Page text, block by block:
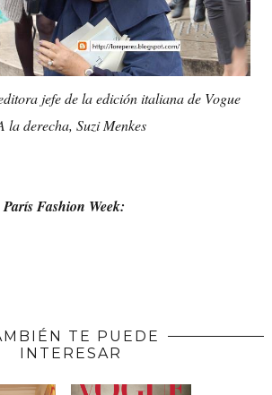
jefe de la edición italiana de Vogue
la derecha, Suzi Menkes
Fashion Week:
TE PUEDE
INTERESAR